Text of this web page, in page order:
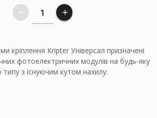
remove add
кріплення Kripter Універсал призначені
фотоелектричних модулів на будь-яку
з існуючим кутом нахилу.